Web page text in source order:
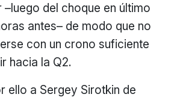
–luego del choque en último
antes– de modo que no
con un crono suficiente
hacia la Q2.
ello a Sergey Sirotkin de